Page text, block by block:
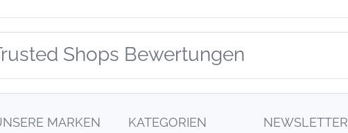
Shops Bewertungen
MARKEN KATEGORIEN NEWSLETTER